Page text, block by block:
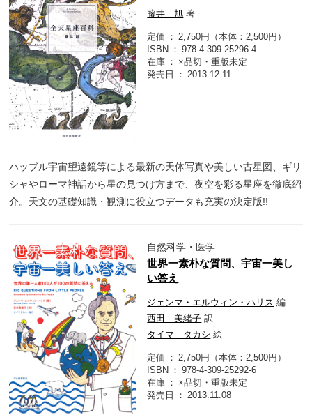
藤井 旭 著
定価
2,750円（本体：2,500円）
ISBN
978-4-309-25296-4
在庫
×品切・重版未定
発売日
2013.12.11
ハッブル宇宙望遠鏡等による最新の天体写真や美しい古星図、ギリ
シャやローマ神話から星の見つけ方まで、夜空を彩る星座を徹底紹
介。天文の基礎知識・観測に役立つデータも充実の決定版!!
自然科学・医学
世界一素朴な質問、宇宙一美し
い答え
ジェンマ・エルウィン・ハリス 編
西田 美緒子 訳
タイマ タカシ 絵
定価
2,750円（本体：2,500円）
ISBN
978-4-309-25292-6
在庫
×品切・重版未定
発売日
2013.11.08